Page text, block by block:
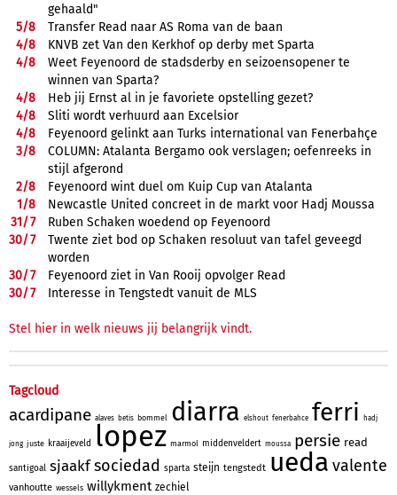
gehaald"
5/8
Transfer Read naar AS Roma van de baan
4/8
KNVB zet Van den Kerkhof op derby met Sparta
4/8
Weet Feyenoord de stadsderby en seizoensopener te
winnen van Sparta?
4/8
Heb jij Ernst al in je favoriete opstelling gezet?
4/8
Sliti wordt verhuurd aan Excelsior
4/8
Feyenoord gelinkt aan Turks international van Fenerbahçe
3/8
COLUMN: Atalanta Bergamo ook verslagen; oefenreeks in
stijl afgerond
2/8
Feyenoord wint duel om Kuip Cup van Atalanta
1/8
Newcastle United concreet in de markt voor Hadj Moussa
31/7
Ruben Schaken woedend op Feyenoord
30/7
Twente ziet bod op Schaken resoluut van tafel geveegd
worden
30/7
Feyenoord ziet in Van Rooij opvolger Read
30/7 Interesse in Tengstedt vanuit de MLS
Stel hier in welk nieuws jij belangrijk vindt.
Tagcloud
acardipane alaves betis bommel diarra elshout fenerbahce ferri hadj
jong juste kraaijeveld lopez marmol middenveldert moussa persie read
santigoal sjaakfsociedad sparta steijn tengstedt ueda valente
vanhoutte wessels willykment zechiel